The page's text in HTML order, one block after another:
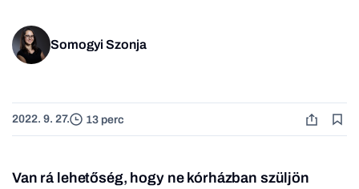
Somogyi Szonja
2022. 9. 27. 13 perc
Van rá lehetőség, hogy ne kórházban szüljön